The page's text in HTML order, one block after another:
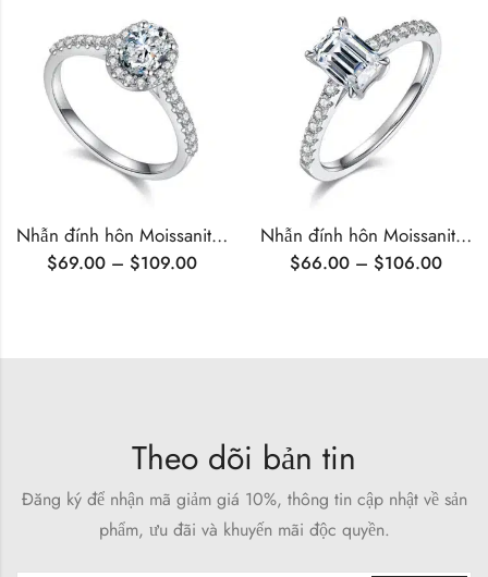
Nhẫn đính hôn Moissanite Halo cắt hình bầu dục
$69.00 – $109.00
Nhẫn đính hôn Moissanite cắt kiểu Emerald
$66.00 – $106.00
Theo dõi bản tin
Đăng ký để nhận mã giảm giá 10%, thông tin cập nhật về sản
phẩm, ưu đãi và khuyến mãi độc quyền.